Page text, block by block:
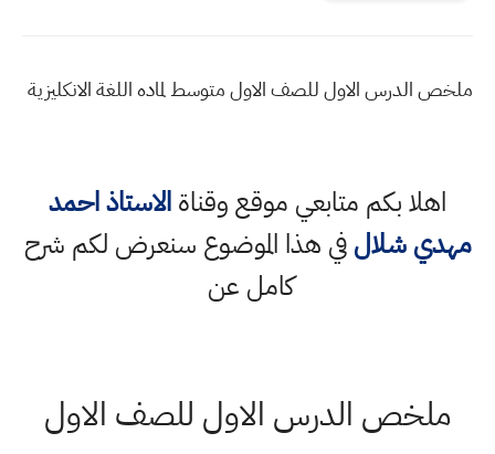
ملخص الدرس الاول للصف الاول متوسط لماده اللغة الانكليزية
اهلا بكم متابعي موقع وقناةالاستاذ احمد
مهدي شلالفي هذا الموضوع سنعرض لكم شرح
كامل عن
ملخص الدرس الاول للصف الاول